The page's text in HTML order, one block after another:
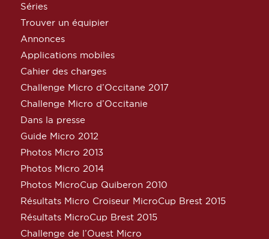
Séries
Trouver un équipier
Annonces
Applications mobiles
Cahier des charges
Challenge Micro d’Occitane 2017
Challenge Micro d’Occitanie
Dans la presse
Guide Micro 2012
Photos Micro 2013
Photos Micro 2014
Photos MicroCup Quiberon 2010
Résultats Micro Croiseur MicroCup Brest 2015
Résultats MicroCup Brest 2015
Challenge de l’Ouest Micro